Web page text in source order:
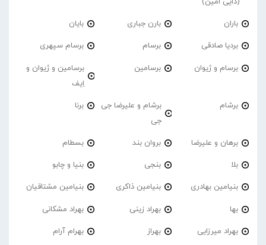
باران بارن جباری بایان
بردیا صادقی برسام برسام سپهری
برسام و ژیوان برسامین
برسامین و ژیوان و
اِیف
برشام
برشام و علیرضا جی
جی
برنا
برهان و علیرضا بروان بند بسطام
بلا بنجی بنیا و چابو
بنیامین بهادری بنیامین ذاکری بنیامین مشتاقیان
بها بهراد زینی بهراد مشکانی
بهراد میرزایی بهراز بهرام آرام